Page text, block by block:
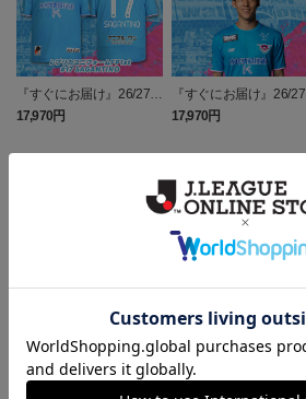
『すぐにお届け』26/27レ
プリカユニフォームFP1st
No.17 SAGANTINO
17,970円
『すぐにお届け』26/
プリカユニフォーム
No.10 鈴木 大馳
17,970円
ユニフォームはこちらをチェ
鳥栖
ニューバランスコラボグッズ